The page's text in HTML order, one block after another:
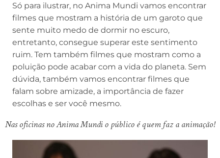
Só para ilustrar, no Anima Mundi vamos encontrar
filmes que mostram a história de um garoto que
sente muito medo de dormir no escuro,
entretanto, consegue superar este sentimento
ruim. Tem também filmes que mostram como a
poluição pode acabar com a vida do planeta. Sem
dúvida, também vamos encontrar filmes que
falam sobre amizade, a importância de fazer
escolhas e ser você mesmo.
Nas oficinas no Anima Mundi o público é quem faz a animação!